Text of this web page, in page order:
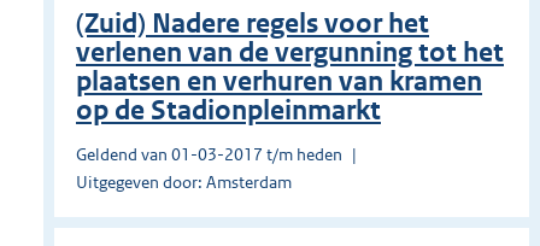
(Zuid) Nadere regels voor het
verlenen van de vergunning tot het
plaatsen en verhuren van kramen
op de Stadionpleinmarkt
Geldend van 01-03-2017 t/m heden
Uitgegeven door: Amsterdam